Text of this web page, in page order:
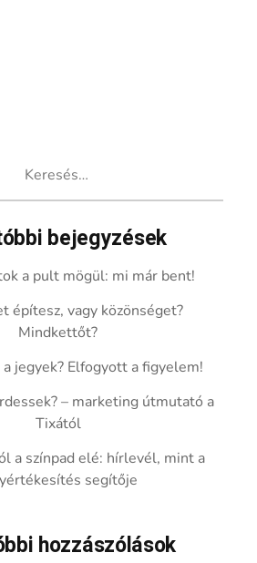
bejegyzések
a pult mögül: mi már bent!
építesz, vagy közönséget?
Mindkettőt?
jegyek? Elfogyott a figyelem!
– marketing útmutató a
Tixától
a színpad elé: hírlevél, mint a
segítője
hozzászólások